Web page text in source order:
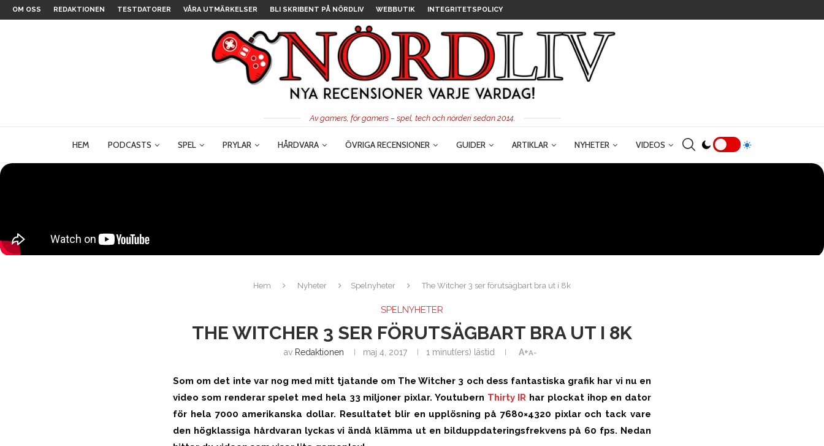
OM OSS REDAKTIONEN TESTDATORER VÅRA UTMÄRKELSER BLI SKRIBENT PÅ NÖRDLIV WEBBUTIK INTEGRITETSPOLICY
Av gamers, för gamers – spel, tech och nörderi sedan 2014.
HEM PODCASTS SPEL PRYLAR HÅRDVARA ÖVRIGA RECENSIONER GUIDER ARTIKLAR NYHETER VIDEOS
Hem Nyheter Spelnyheter The Witcher 3 ser förutsägbart bra ut i 8k
SPELNYHETER
THE WITCHER 3 SER FÖRUTSÄGBART BRA UT I 8K
av Redaktionen maj 4, 2017 1 minut(ers) lästid A+A-
Som om det inte var nog med mitt tjatande om The Witcher 3 och dess fantastiska grafik har vi nu en
video som renderar spelet med hela 33 miljoner pixlar. Youtubern Thirty IR har plockat ihop en dator
för hela 7000 amerikanska dollar. Resultatet blir en upplösning på 7680×4320 pixlar och tack vare
den högklassiga hårdvaran lyckas vi ändå klämma ut en bilduppdateringsfrekvens på 60 fps. Nedan